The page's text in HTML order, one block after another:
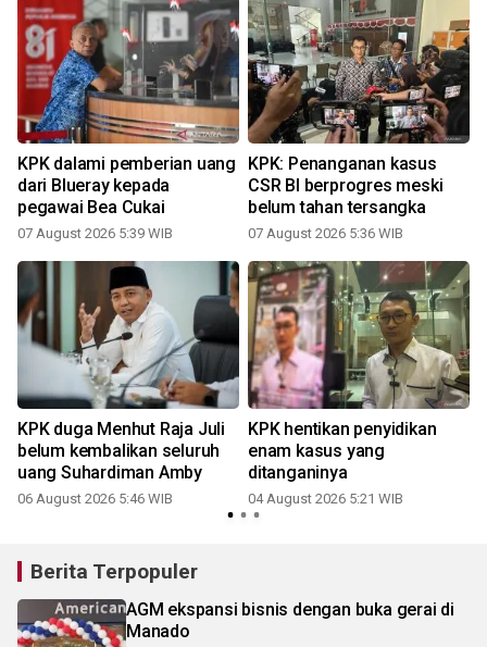
KPK dalami pemberian uang
dari Blueray kepada
pegawai Bea Cukai
07 August 2026 5:39 WIB
KPK: Penanganan kasus
CSR BI berprogres meski
belum tahan tersangka
07 August 2026 5:36 WIB
KPK duga Menhut Raja Juli
belum kembalikan seluruh
uang Suhardiman Amby
06 August 2026 5:46 WIB
KPK hentikan penyidikan
enam kasus yang
ditanganinya
04 August 2026 5:21 WIB
Berita Terpopuler
AGM ekspansi bisnis dengan buka gerai di
Manado